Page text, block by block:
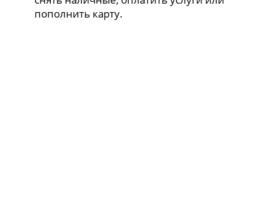
пополнить карту.